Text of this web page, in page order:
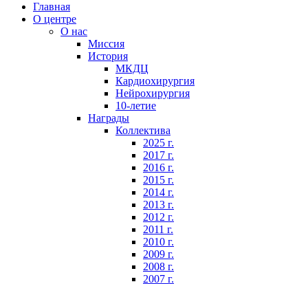
Главная
О центре
О нас
Миссия
История
МКДЦ
Кардиохирургия
Нейрохирургия
10-летие
Награды
Коллектива
2025 г.
2017 г.
2016 г.
2015 г.
2014 г.
2013 г.
2012 г.
2011 г.
2010 г.
2009 г.
2008 г.
2007 г.